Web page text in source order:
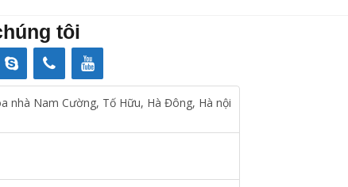
tôi
nhà Nam Cường, Tố Hữu, Hà Đông, Hà nội